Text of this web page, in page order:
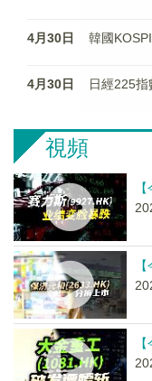
4月30日 韓國
4月30日 日經225
視頻